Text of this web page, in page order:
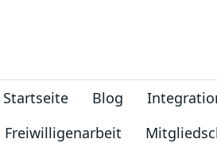
Startseite Blog
Freiwilligenarbeit